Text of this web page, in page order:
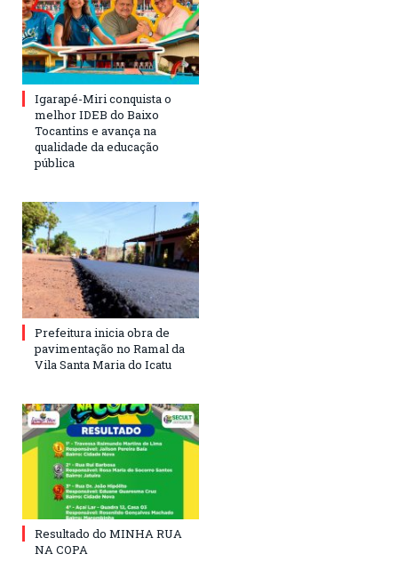
Igarapé-Miri conquista o
melhor IDEB do Baixo
Tocantins e avança na
qualidade da educação
pública
Prefeitura inicia obra de
pavimentação no Ramal da
Vila Santa Maria do Icatu
Resultado do MINHA RUA
NA COPA